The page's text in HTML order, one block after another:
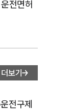
전면허
더보기
전구제